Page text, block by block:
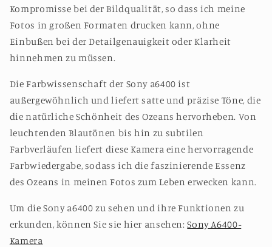
Kompromisse bei der Bildqualität, so dass ich meine
Fotos in großen Formaten drucken kann, ohne
Einbußen bei der Detailgenauigkeit oder Klarheit
hinnehmen zu müssen.
Die Farbwissenschaft der Sony a6400 ist
außergewöhnlich und liefert satte und präzise Töne, die
die natürliche Schönheit des Ozeans hervorheben. Von
leuchtenden Blautönen bis hin zu subtilen
Farbverläufen liefert diese Kamera eine hervorragende
Farbwiedergabe, sodass ich die faszinierende Essenz
des Ozeans in meinen Fotos zum Leben erwecken kann.
Um die Sony a6400 zu sehen und ihre Funktionen zu
erkunden, können Sie sie hier ansehen:Sony A6400-
Kamera